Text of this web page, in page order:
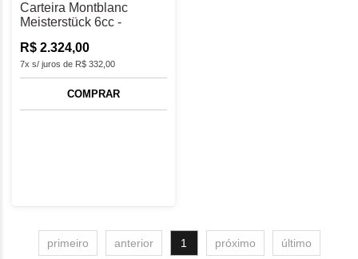
Carteira Montblanc
Meisterstück 6cc -
7x s/ juros de R$ 332,00
R$ 2.324,00
COMPRAR
primeiro anterior 1 próximo último